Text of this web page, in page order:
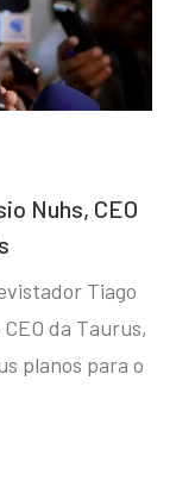
Nuhs, CEO
Tiago
da Taurus,
planos para o